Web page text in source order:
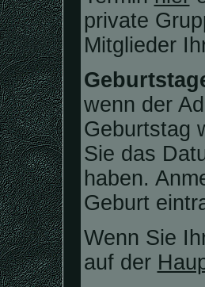
private
Mitglieder
wenn der
Geburtstag
Sie das
haben.
Geburt
Wenn Sie
auf der